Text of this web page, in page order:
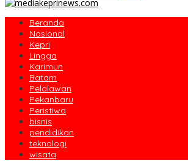
Beranda
Nasional
Kepri
Lingga
Karimun
Batam
Pelalawan
Pekanbaru
Peristiwa
bisnis
pendidikan
teknologi
wisata